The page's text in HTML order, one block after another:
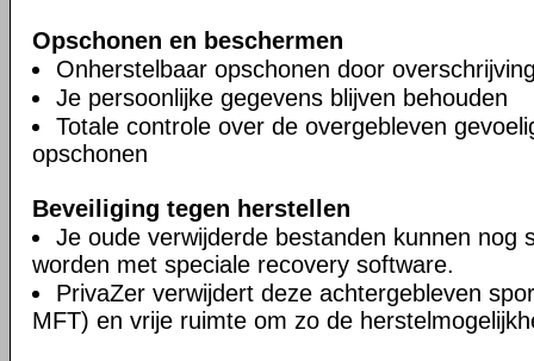
Opschonen en beschermen
Onherstelbaar opschonen door
Je persoonlijke gegevens blijven behouden
Totale controle over de overgebleven
opschonen
Beveiliging tegen herstellen
Je oude verwijderde bestanden kunnen nog
worden met speciale recovery software.
PrivaZer verwijdert deze achtergebleven
MFT) en vrije ruimte om zo de